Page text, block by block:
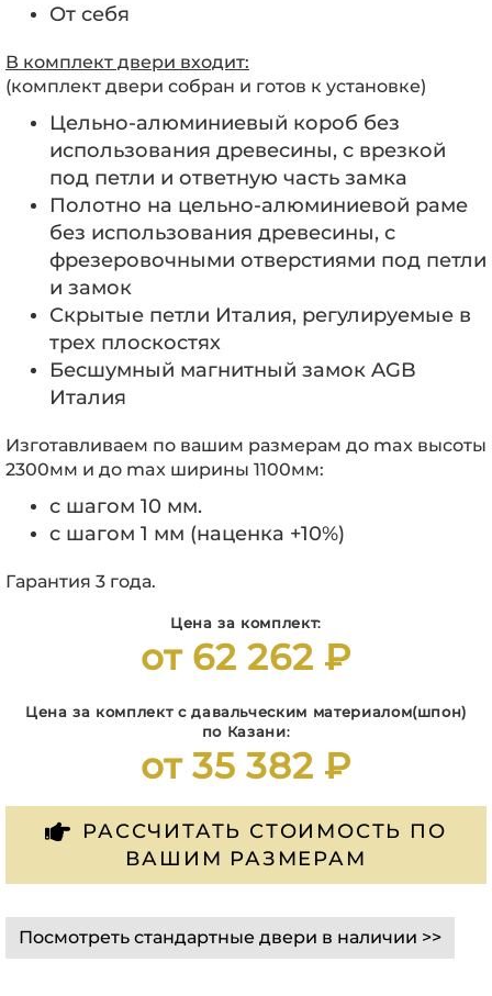
От себя
В комплект двери входит:
(комплект двери собран и готов к установке)
Цельно-алюминиевый короб без
использования древесины, с врезкой
под петли и ответную часть замка
Полотно на цельно-алюминиевой раме
без использования древесины, с
фрезеровочными отверстиями под петли
и замок
Скрытые петли Италия, регулируемые в
трех плоскостях
Бесшумный магнитный замок AGB
Италия
Изготавливаем по вашим размерам до max высоты
2300мм и до max ширины 1100мм:
с шагом 10 мм.
с шагом 1 мм (наценка +10%)
Гарантия 3 года.
Цена за комплект:
от 62 262 ₽
Цена за комплект c давальческим материалом(шпон)
по Казани:
от 35 382 ₽
РАССЧИТАТЬ СТОИМОСТЬ ПО
ВАШИМ РАЗМЕРАМ
Посмотреть стандартные двери в наличии >>